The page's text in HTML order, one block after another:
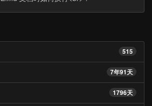
515
7年91天
1796天